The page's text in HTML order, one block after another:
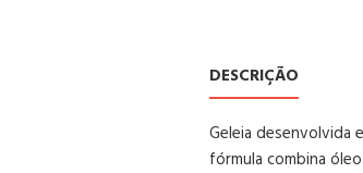
DESCRIÇÃO
Geleia desenvolvida
fórmula combina